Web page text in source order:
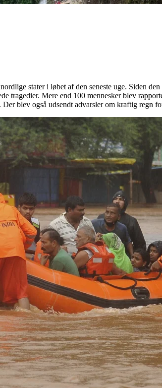
stater i løbet af den seneste uge. Siden
tragedier. Mere end 100 mennesker blev
blev også udsendt advarsler om kraftig regn